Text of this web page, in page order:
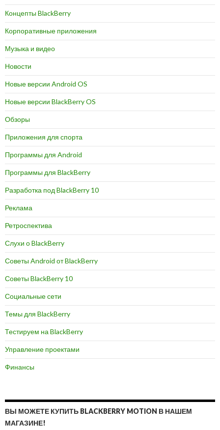
Концепты BlackBerry
Корпоративные приложения
Музыка и видео
Новости
Новые версии Android OS
Новые версии BlackBerry OS
Обзоры
Приложения для спорта
Программы для Android
Программы для BlackBerry
Разработка под BlackBerry 10
Реклама
Ретроспектива
Слухи о BlackBerry
Советы Android от BlackBerry
Советы BlackBerry 10
Социальные сети
Темы для BlackBerry
Тестируем на BlackBerry
Управление проектами
Финансы
ВЫ МОЖЕТЕ КУПИТЬ BLACKBERRY MOTION В НАШЕМ
МАГАЗИНЕ!